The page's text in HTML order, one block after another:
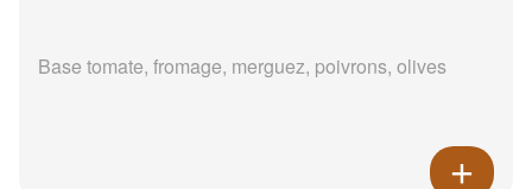
Base tomate, fromage, merguez, poivrons, olives